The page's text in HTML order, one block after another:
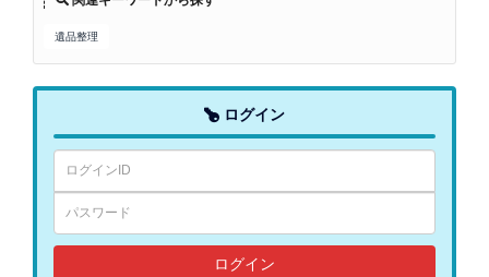
遺品整理
ログイン
ログイン